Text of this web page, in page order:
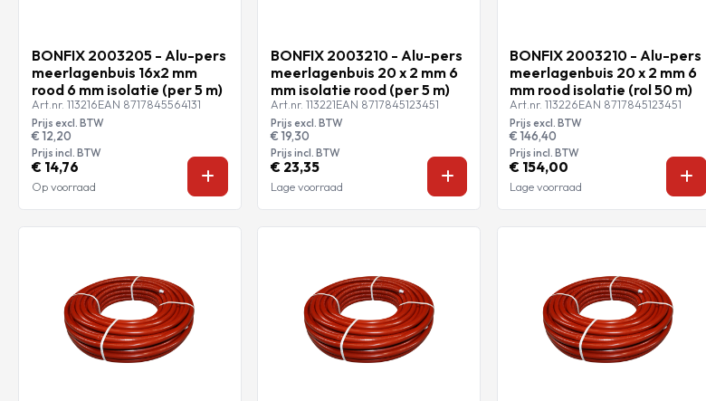
BONFIX 2003205 - Alu-pers
meerlagenbuis 16x2 mm
rood 6 mm isolatie (per 5 m)
Art.nr. 113216EAN 8717845564131
Prijs excl. BTW
€ 12,20
Prijs incl. BTW
€ 14,76
Op voorraad
BONFIX 2003210 - Alu-pers
meerlagenbuis 20 x 2 mm 6
mm isolatie rood (per 5 m)
Art.nr. 113221EAN 8717845123451
Prijs excl. BTW
€ 19,30
Prijs incl. BTW
€ 23,35
Lage voorraad
BONFIX 2003210 - Alu-pers
meerlagenbuis 20 x 2 mm 6
mm rood isolatie (rol 50 m)
Art.nr. 113226EAN 8717845123451
Prijs excl. BTW
€ 146,40
Prijs incl. BTW
€ 154,00
Lage voorraad